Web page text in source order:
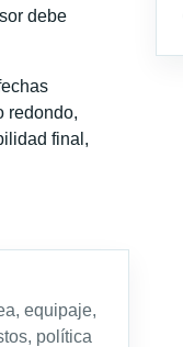
debe
redondo,
final,
equipaje,
política